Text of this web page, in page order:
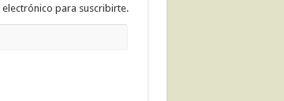
para suscribirte.